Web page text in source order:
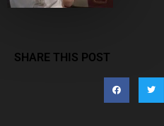
SHARE THIS POST